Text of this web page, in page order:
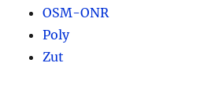
OSM-ONR
Poly
Zut